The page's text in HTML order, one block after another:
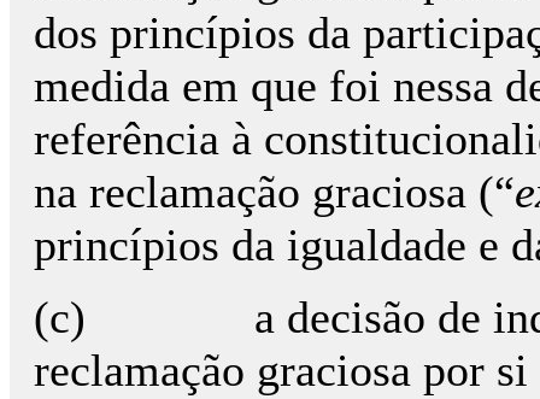
dos princípios da
medida em que foi nessa
referência à
na reclamação graciosa (“
princípios da igualdade e
(c) a decisão de
reclamação graciosa por